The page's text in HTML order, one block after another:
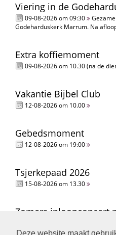
Deze website maakt
Viering in de
09-08-2026 om 09:30
Godeharduskerk Marrum. Na
Extra koffiemoment
09-08-2026 om 10.30 (na de
Vakantie Bijbel Club
12-08-2026 om 10.00
Gebedsmoment
12-08-2026 om 19:00
Tsjerkepaad 2026
15-08-2026 om 13.30
Zomers inloopconcert